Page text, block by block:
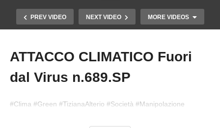
PREV VIDEO NEXT VIDEO MORE VIDEOS
Copy Embed Code
ATTACCO CLIMATICO Fuori
dal Virus n.689.SP
#Clima #Green #TizianaAlterio #Società #Manipolazione